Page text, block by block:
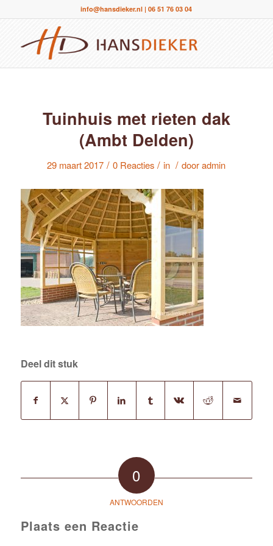
info@hansdieker.nl |06 51 76 03 04
Tuinhuis met rieten dak
(Ambt Delden)
29 maart 2017 / 0 Reacties / in / dooradmin
Deel dit stuk
0
ANTWOORDEN
Plaats een Reactie